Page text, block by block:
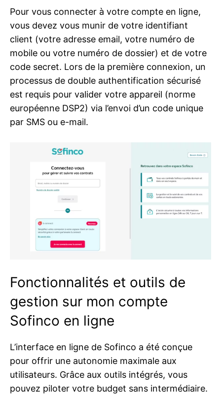
Pour vous connecter à votre compte en ligne,
vous devez vous munir de votre identifiant
client (votre adresse email, votre numéro de
mobile ou votre numéro de dossier) et de votre
code secret. Lors de la première connexion, un
processus de double authentification sécurisé
est requis pour valider votre appareil (norme
européenne DSP2) via l’envoi d’un code unique
par SMS ou e-mail.
Fonctionnalités et outils de
gestion sur mon compte
Sofinco en ligne
L’interface en ligne de Sofinco a été conçue
pour offrir une autonomie maximale aux
utilisateurs. Grâce aux outils intégrés, vous
pouvez piloter votre budget sans intermédiaire.